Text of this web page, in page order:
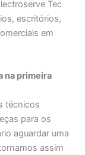
Tec
escritórios,
em
na primeira
técnicos
para os
aguardar uma
assim